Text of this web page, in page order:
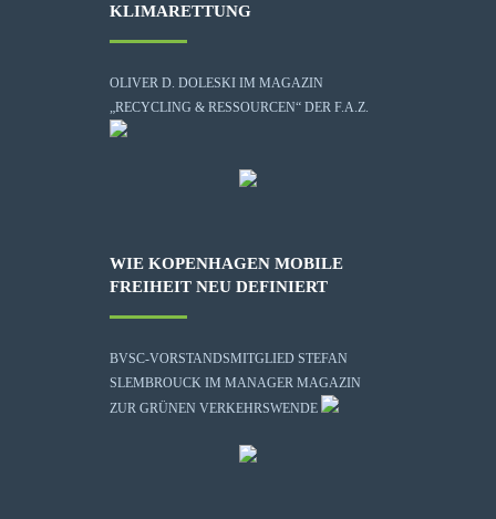
KLIMARETTUNG
OLIVER D. DOLESKI IM MAGAZIN
„RECYCLING & RESSOURCEN“ DER F.A.Z.
WIE KOPENHAGEN MOBILE
FREIHEIT NEU DEFINIERT
BVSC-VORSTANDSMITGLIED STEFAN
SLEMBROUCK IM MANAGER MAGAZIN
ZUR GRÜNEN VERKEHRSWENDE